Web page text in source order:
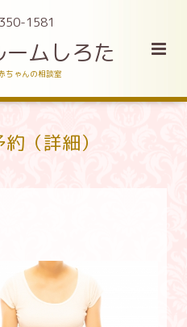
1581
ムしろた
ちゃんの相談室
（詳細）